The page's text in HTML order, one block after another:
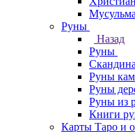
Руны
Назад
Руны
Руны
Руны
Руны из
Книги
Карты Таро и